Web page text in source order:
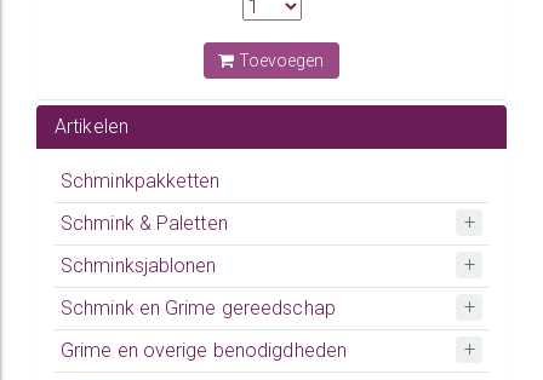
Toevoegen
Artikelen
Schminkpakketten
Schmink & Paletten
Schminksjablonen
Schmink en Grime gereedschap
Grime en overige benodigdheden